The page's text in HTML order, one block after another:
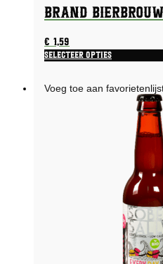
Brand
€1,59
Selecteer opties
Voeg toe aan